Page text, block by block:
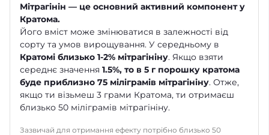
Мітрагінін — це основний активний компонент у
Кратома.
Його вміст може змінюватися в залежності від
сорту та умов вирощування. У середньому в
Кратомі близько 1-2% мітрагініну. Якщо взяти
середнє значення 1.5%, то в 5 г порошку кратома
буде приблизно 75 міліграмів мітрагініну. Отже,
якщо ти візьмеш 3 грами Кратома, ти отримаєш
близько 50 міліграмів мітрагініну.
Зазвичай для отримання ефекту потрібно близько 50